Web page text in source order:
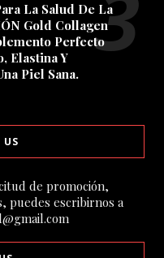
La Salud De La
Gold Collagen
Perfecto
Elastina Y
Piel Sana.
US
de promoción,
puedes escribirnos a